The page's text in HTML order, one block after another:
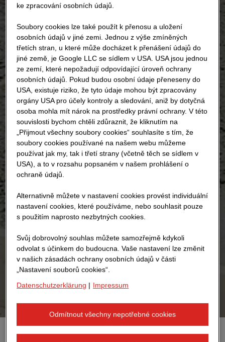
ke zpracování osobních údajů.
Soubory cookies lze také použít k přenosu a uložení
osobních údajů v jiné zemi. Jednou z výše zmíněných
třetích stran, u které může docházet k přenášení údajů do
jiné země, je Google LLC se sídlem v USA. USA jsou jednou
ze zemí, které nepožadují odpovídající úroveň ochrany
osobních údajů. Pokud budou osobní údaje přeneseny do
USA, existuje riziko, že tyto údaje mohou být zpracovány
orgány USA pro účely kontroly a sledování, aniž by dotyčná
osoba mohla mít nárok na prostředky právní ochrany. V této
souvislosti bychom chtěli zdůraznit, že kliknutím na
„Přijmout všechny soubory cookies“ souhlasíte s tím, že
soubory cookies používané na našem webu můžeme
používat jak my, tak i třetí strany (včetně těch se sídlem v
USA), a to v rozsahu popsaném v našem prohlášení o
ochraně údajů.
Alternativně můžete v nastavení cookies provést individuální
nastavení cookies, které používáme, nebo souhlasit pouze
s použitím naprosto nezbytných cookies.
Svůj dobrovolný souhlas můžete samozřejmě kdykoli
odvolat s účinkem do budoucna. Vaše nastavení lze změnit
v našich zásadách ochrany osobních údajů v části
„Nastavení souborů cookies“.
Datenschutzerklärung | Impressum
Odmítnout všechny nepotřebné cookies